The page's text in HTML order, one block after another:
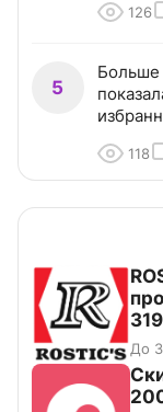
126
5
Больше
118
До